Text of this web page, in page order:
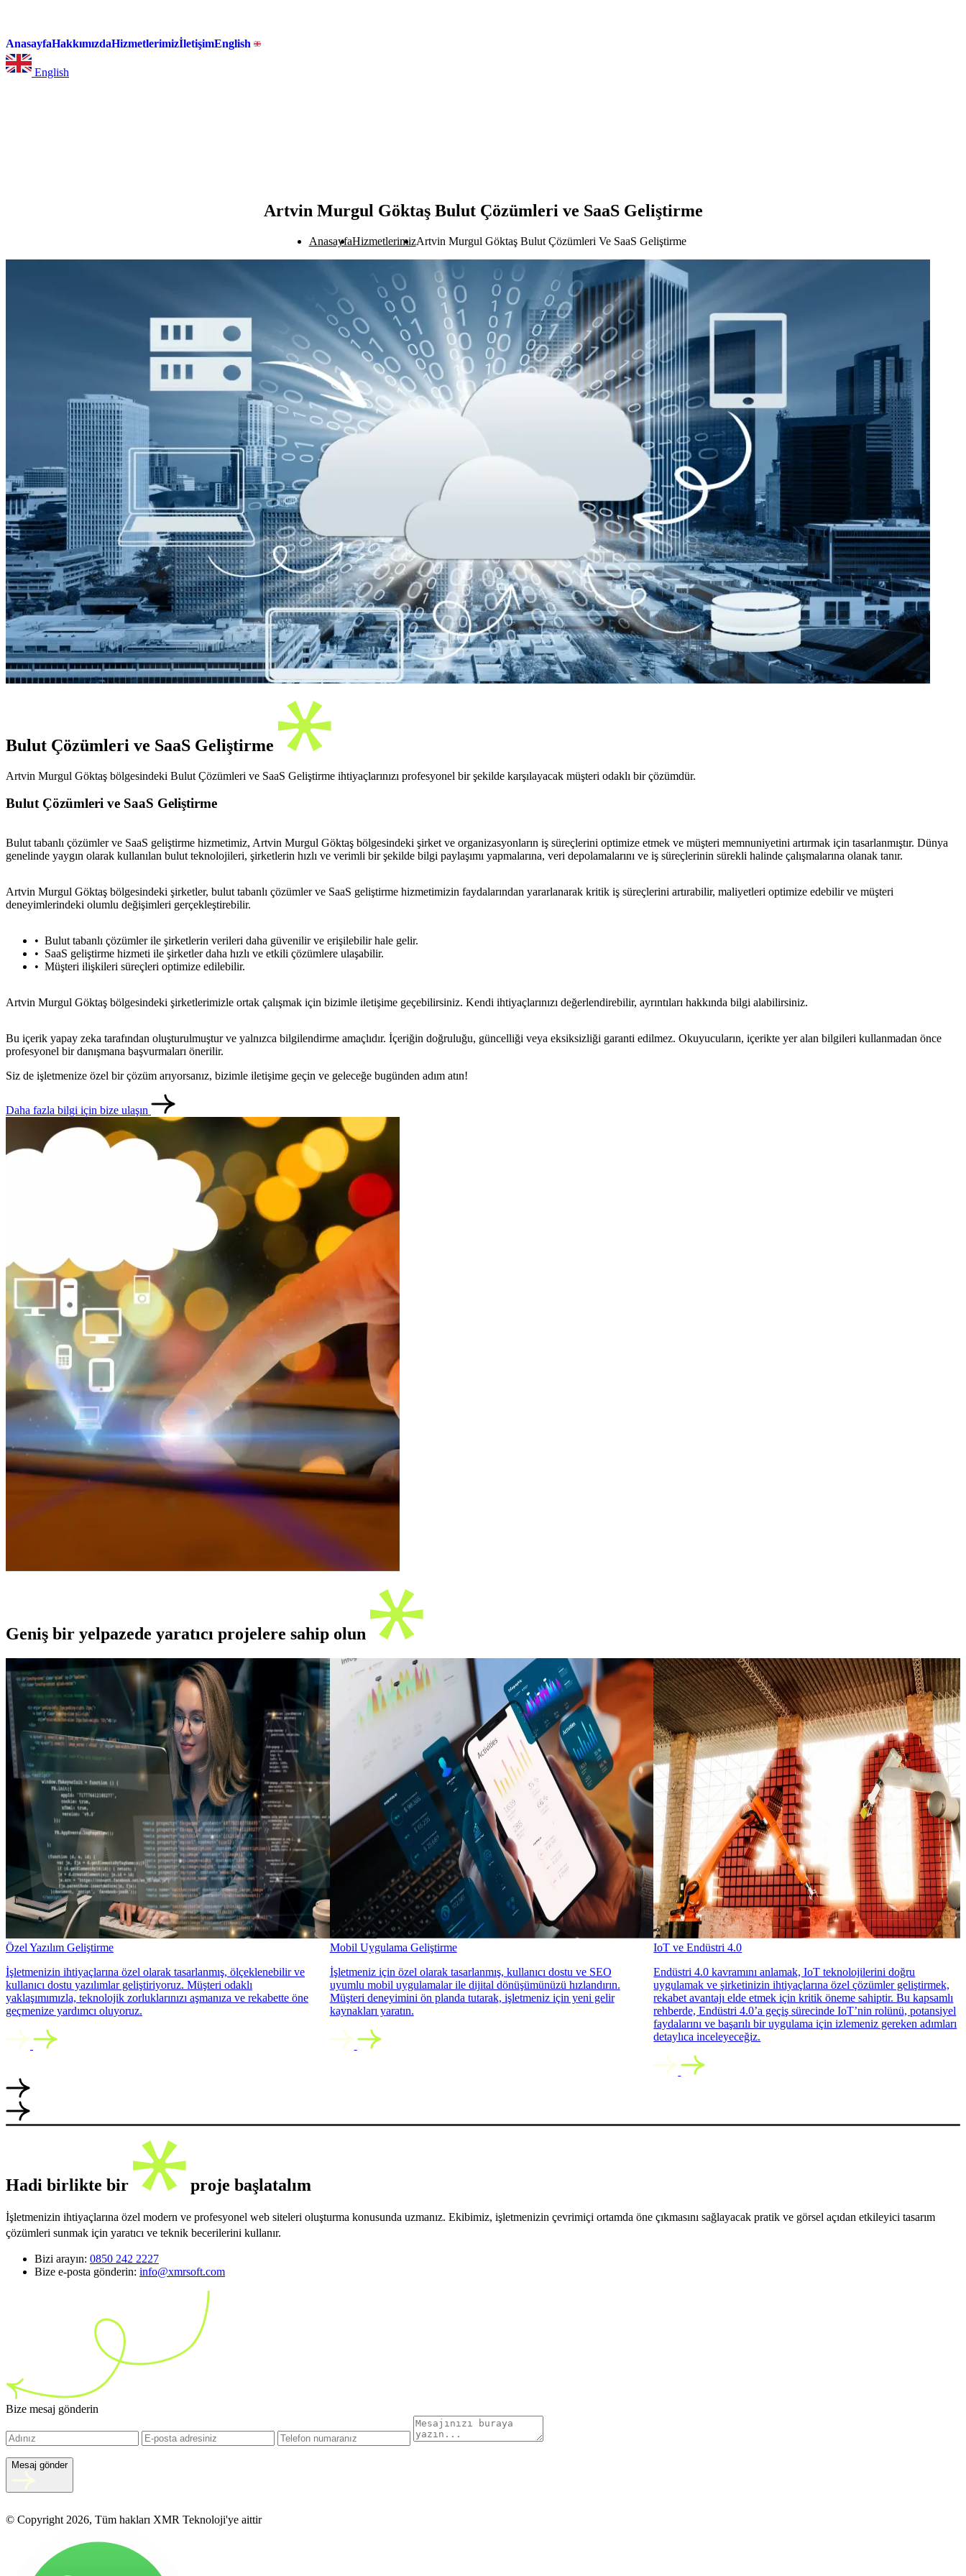
AnasayfaHakkımızdaHizmetlerimizİletişimEnglish
English
Artvin Murgul Göktaş Bulut Çözümleri ve SaaS Geliştirme
AnasayfaHizmetlerimizArtvin Murgul Göktaş Bulut Çözümleri Ve SaaS Geliştirme
Bulut Çözümleri ve SaaS Geliştirme
Artvin Murgul Göktaş bölgesindeki Bulut Çözümleri ve SaaS Geliştirme ihtiyaçlarınızı profesyonel bir şekilde karşılayacak müşteri odaklı bir çözümdür.
Bulut Çözümleri ve SaaS Geliştirme
Bulut tabanlı çözümler ve SaaS geliştirme hizmetimiz, Artvin Murgul Göktaş bölgesindeki şirket ve organizasyonların iş süreçlerini optimize etmek ve müşteri memnuniyetini artırmak için tasarlanmıştır. Dünya
genelinde yaygın olarak kullanılan bulut teknolojileri, şirketlerin hızlı ve verimli bir şekilde bilgi paylaşımı yapmalarına, veri depolamalarını ve iş süreçlerinin sürekli halinde çalışmalarına olanak tanır.
Artvin Murgul Göktaş bölgesindeki şirketler, bulut tabanlı çözümler ve SaaS geliştirme hizmetimizin faydalarından yararlanarak kritik iş süreçlerini artırabilir, maliyetleri optimize edebilir ve müşteri
deneyimlerindeki olumlu değişimleri gerçekleştirebilir.
Bulut tabanlı çözümler ile şirketlerin verileri daha güvenilir ve erişilebilir hale gelir.
SaaS geliştirme hizmeti ile şirketler daha hızlı ve etkili çözümlere ulaşabilir.
Müşteri ilişkileri süreçleri optimize edilebilir.
Artvin Murgul Göktaş bölgesindeki şirketlerimizle ortak çalışmak için bizimle iletişime geçebilirsiniz. Kendi ihtiyaçlarınızı değerlendirebilir, ayrıntıları hakkında bilgi alabilirsiniz.
Bu içerik yapay zeka tarafından oluşturulmuştur ve yalnızca bilgilendirme amaçlıdır. İçeriğin doğruluğu, güncelliği veya eksiksizliği garanti edilmez. Okuyucuların, içerikte yer alan bilgileri kullanmadan önce
profesyonel bir danışmana başvurmaları önerilir.
Siz de işletmenize özel bir çözüm arıyorsanız, bizimle iletişime geçin ve geleceğe bugünden adım atın!
Daha fazla bilgi için bize ulaşın
Geniş bir yelpazede yaratıcı projelere sahip olun
Özel Yazılım Geliştirme
İşletmenizin ihtiyaçlarına özel olarak tasarlanmış, ölçeklenebilir ve
kullanıcı dostu yazılımlar geliştiriyoruz. Müşteri odaklı
yaklaşımımızla, teknolojik zorluklarınızı aşmanıza ve rekabette öne
geçmenize yardımcı oluyoruz.
Mobil Uygulama Geliştirme
İşletmeniz için özel olarak tasarlanmış, kullanıcı dostu ve SEO
uyumlu mobil uygulamalar ile dijital dönüşümünüzü hızlandırın.
Müşteri deneyimini ön planda tutarak, işletmeniz için yeni gelir
kaynakları yaratın.
IoT ve Endüstri 4.0
Endüstri 4.0 kavramını anlamak, IoT teknolojilerini doğru
uygulamak ve şirketinizin ihtiyaçlarına özel çözümler geliştirmek,
rekabet avantajı elde etmek için kritik öneme sahiptir. Bu kapsamlı
rehberde, Endüstri 4.0’a geçiş sürecinde IoT’nin rolünü, potansiyel
faydalarını ve başarılı bir uygulama için izlemeniz gereken adımları
detaylıca inceleyeceğiz.
Hadi birlikte bir proje başlatalım
İşletmenizin ihtiyaçlarına özel modern ve profesyonel web siteleri oluşturma konusunda uzmanız. Ekibimiz, işletmenizin çevrimiçi ortamda öne çıkmasını sağlayacak pratik ve görsel açıdan etkileyici tasarım
çözümleri sunmak için yaratıcı ve teknik becerilerini kullanır.
Bizi arayın: 0850 242 2227
Bize e-posta gönderin: info@xmrsoft.com
Bize mesaj gönderin
Mesaj gönder
© Copyright 2026, Tüm hakları XMR Teknoloji'ye aittir